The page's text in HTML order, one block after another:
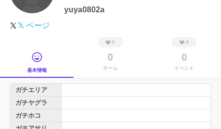
yuya0802a
𝕏 ページ
基本情報
0
0
チーム
0
0
イベント
ガチエリア
ガチヤグラ
ガチホコ